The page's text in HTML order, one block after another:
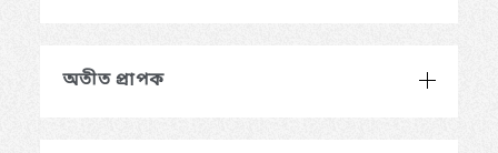
অতীত প্রাপক